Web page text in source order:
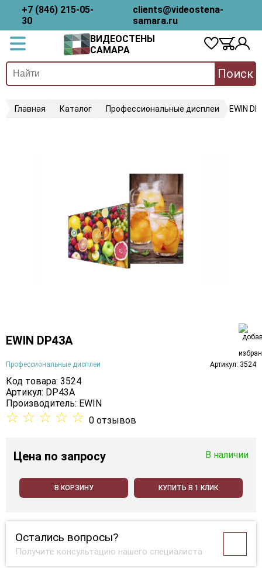
+7 (846) 215-05-
30
clients@videostena-
samara.ru
ВИДЕОСТЕНЫ
САМАРА
Поиск
Главная Каталог Профессиональные дисплеи EWIN
EWIN DP43A
Профессиональные дисплеи Артикул: 3524
Код товара: 3524
Артикул: DP43A
Производитель: EWIN
☆ ☆ ☆ ☆ ☆ 0 отзывов
Цена по запросу В наличии
В КОРЗИНУ КУПИТЬ В 1 КЛИК
Остались вопросы?
Получите консультацию нашего специалиста